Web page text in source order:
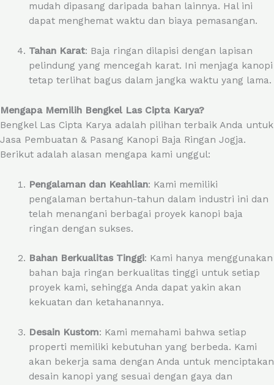
mudah dipasang daripada bahan lainnya. Hal ini
dapat menghemat waktu dan biaya pemasangan.
Tahan Karat: Baja ringan dilapisi dengan lapisan
pelindung yang mencegah karat. Ini menjaga kanopi
tetap terlihat bagus dalam jangka waktu yang lama.
Mengapa Memilih Bengkel Las Cipta Karya?
Bengkel Las Cipta Karya adalah pilihan terbaik Anda untuk
Jasa Pembuatan & Pasang Kanopi Baja Ringan Jogja.
Berikut adalah alasan mengapa kami unggul:
Pengalaman dan Keahlian: Kami memiliki
pengalaman bertahun-tahun dalam industri ini dan
telah menangani berbagai proyek kanopi baja
ringan dengan sukses.
Bahan Berkualitas Tinggi: Kami hanya menggunakan
bahan baja ringan berkualitas tinggi untuk setiap
proyek kami, sehingga Anda dapat yakin akan
kekuatan dan ketahanannya.
Desain Kustom: Kami memahami bahwa setiap
properti memiliki kebutuhan yang berbeda. Kami
akan bekerja sama dengan Anda untuk menciptakan
desain kanopi yang sesuai dengan gaya dan